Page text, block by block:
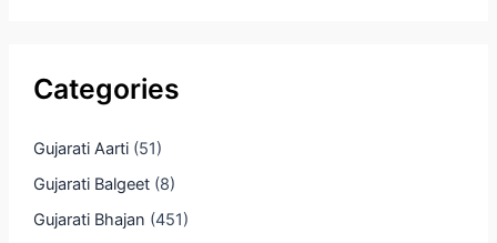
Categories
Gujarati Aarti(51)
Gujarati Balgeet(8)
Gujarati Bhajan (451)